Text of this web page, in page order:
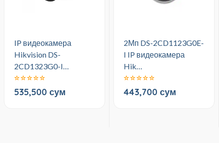
IP видеокамера
Hikvision DS-
2CD1323G0-I…
535,500 сум
2Мп DS-2CD1123G0E-
I IP видеокамера
Hik…
443,700 сум